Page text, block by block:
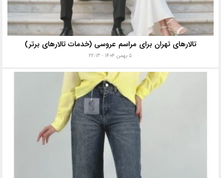
تالارهای تهران برای مراسم عروسی (خدمات تالارهای برتر)
۵ بهمن ۱۴۰۴ - ۲۲:۱۳